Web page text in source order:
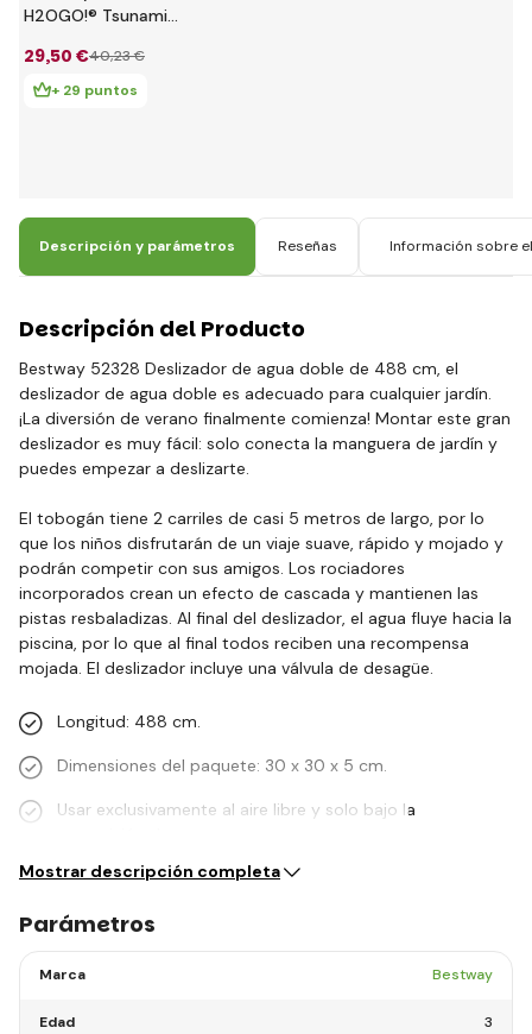
H2OGO!® Tsunami
tobogán para 2
personas 488 x 143
29,50 €40,23 €
+ 29 puntos
Descripción y parámetros Reseñas Información sobre
Descripción del Producto
Bestway 52328 Deslizador de agua doble de 488 cm, el
deslizador de agua doble es adecuado para cualquier jardín.
¡La diversión de verano finalmente comienza! Montar este gran
deslizador es muy fácil: solo conecta la manguera de jardín y
puedes empezar a deslizarte.
El tobogán tiene 2 carriles de casi 5 metros de largo, por lo
que los niños disfrutarán de un viaje suave, rápido y mojado y
podrán competir con sus amigos. Los rociadores
incorporados crean un efecto de cascada y mantienen las
pistas resbaladizas. Al final del deslizador, el agua fluye hacia la
piscina, por lo que al final todos reciben una recompensa
mojada. El deslizador incluye una válvula de desagüe.
Longitud: 488 cm.
Dimensiones del paquete: 30 x 30 x 5 cm.
Usar exclusivamente al aire libre y solo bajo la
Mostrar descripción completa
Parámetros
Marca Bestway
Edad 3